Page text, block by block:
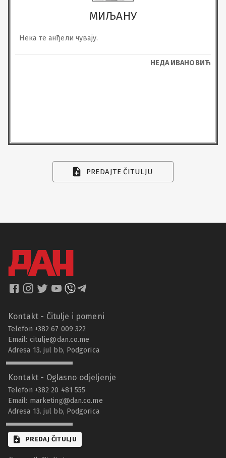
МИЉАНУ
Нека те анђели чувају.
НЕДА ИВАНОВИЋ
PREDAJTE ČITULJU
Kontakt - Čitulje i pomeni
Telefon +382 67 009 322
Email: citulje@dan.co.me
Adresa 13. jul bb, Podgorica
Kontakt - Oglasno odjeljenje
Telefon +382 20 481 555
Email: marketing@dan.co.me
Adresa 13. jul bb, Podgorica
PREDAJ ČITULJU